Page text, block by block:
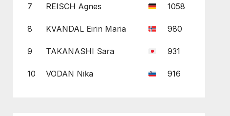
7 REISCH Agnes 1058
8 KVANDAL Eirin Maria 980
9 TAKANASHI Sara 931
10 VODAN Nika 916